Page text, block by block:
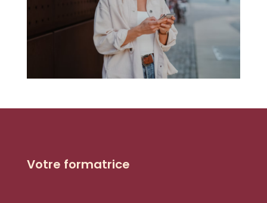
Votre formatrice